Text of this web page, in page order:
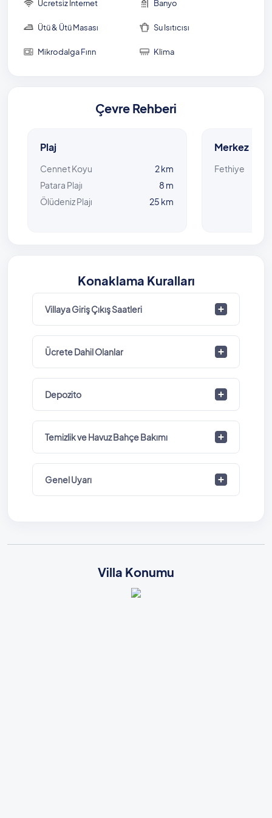
Ücretsiz İnternet Banyo
Ütü & Ütü Masası Su Isıtıcısı
Mikrodalga Fırın Klima
Çevre Rehberi
Plaj
Cennet Koyu
2 km
Patara Plajı
8 m
Ölüdeniz Plajı
25 km
Merkez
Fethiye
Konaklama Kuralları
Villaya Giriş Çıkış Saatleri
Ücrete Dahil Olanlar
Depozito
Temizlik ve Havuz Bahçe Bakımı
Genel Uyarı
Villa Konumu